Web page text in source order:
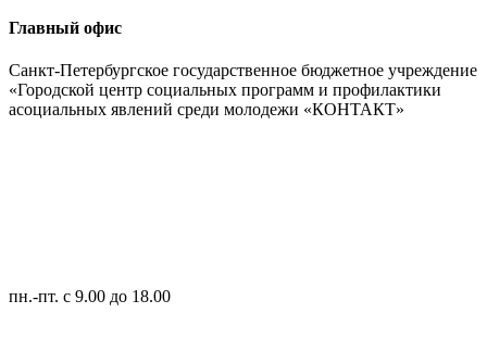
Главный офис
Санкт-Петербургское государственное бюджетное учреждение
«Городской центр социальных программ и профилактики
асоциальных явлений среди молодежи «КОНТАКТ»
пн.-пт. с 9.00 до 18.00